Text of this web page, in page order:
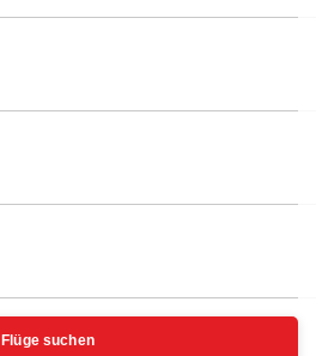
Flüge suchen